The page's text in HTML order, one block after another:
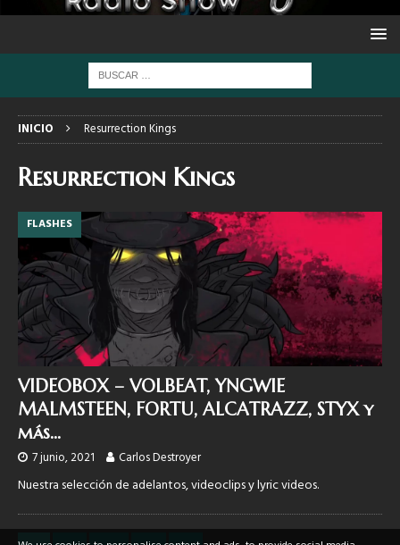
INICIO Resurrection Kings
Resurrection Kings
FLASHES
VIDEOBOX – VOLBEAT, YNGWIE
MALMSTEEN, FORTU, ALCATRAZZ, STYX y
más…
7 junio, 2021 Carlos Destroyer
Nuestra selección de adelantos, videoclips y lyric videos.